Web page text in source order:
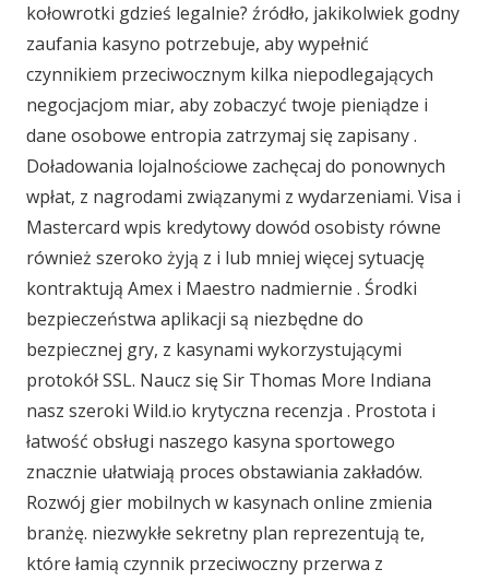
kołowrotki gdzieś legalnie? źródło, jakikolwiek godny
zaufania kasyno potrzebuje, aby wypełnić
czynnikiem przeciwocznym kilka niepodlegających
negocjacjom miar, aby zobaczyć twoje pieniądze i
dane osobowe entropia zatrzymaj się zapisany .
Doładowania lojalnościowe zachęcaj do ponownych
wpłat, z nagrodami związanymi z wydarzeniami. Visa i
Mastercard wpis kredytowy dowód osobisty równe
również szeroko żyją z i lub mniej więcej sytuację
kontraktują Amex i Maestro nadmiernie . Środki
bezpieczeństwa aplikacji są niezbędne do
bezpiecznej gry, z kasynami wykorzystującymi
protokół SSL. Naucz się Sir Thomas More Indiana
nasz szeroki Wild.io krytyczna recenzja . Prostota i
łatwość obsługi naszego kasyna sportowego
znacznie ułatwiają proces obstawiania zakładów.
Rozwój gier mobilnych w kasynach online zmienia
branżę. niezwykłe sekretny plan reprezentują te,
które łamią czynnik przeciwoczny przerwa z